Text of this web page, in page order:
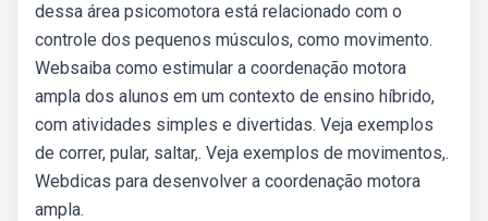
dessa área psicomotora está relacionado com o
controle dos pequenos músculos, como movimento.
Websaiba como estimular a coordenação motora
ampla dos alunos em um contexto de ensino híbrido,
com atividades simples e divertidas. Veja exemplos
de correr, pular, saltar,. Veja exemplos de movimentos,.
Webdicas para desenvolver a coordenação motora
ampla.